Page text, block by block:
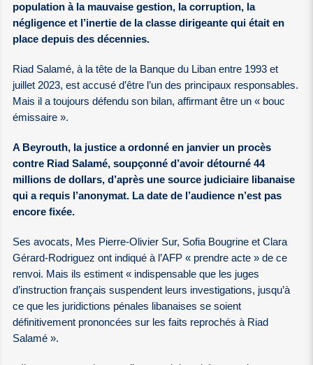
population à la mauvaise gestion, la corruption, la
négligence et l’inertie de la classe dirigeante qui était en
place depuis des décennies.
Riad Salamé, à la tête de la Banque du Liban entre 1993 et
juillet 2023, est accusé d’être l’un des principaux responsables.
Mais il a toujours défendu son bilan, affirmant être un « bouc
émissaire ».
A Beyrouth, la justice a ordonné en janvier un procès
contre Riad Salamé, soupçonné d’avoir détourné 44
millions de dollars, d’après une source judiciaire libanaise
qui a requis l’anonymat. La date de l’audience n’est pas
encore fixée.
Ses avocats, Mes Pierre-Olivier Sur, Sofia Bougrine et Clara
Gérard-Rodriguez ont indiqué à l’AFP « prendre acte » de ce
renvoi. Mais ils estiment « indispensable que les juges
d’instruction français suspendent leurs investigations, jusqu’à
ce que les juridictions pénales libanaises se soient
définitivement prononcées sur les faits reprochés à Riad
Salamé ».